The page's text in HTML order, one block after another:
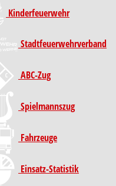
Kinder­feuer­wehr
Stadt­feuer­wehr­verband
ABC-Zug
Spielmannszug
Fahrzeuge
Einsatz-Statistik